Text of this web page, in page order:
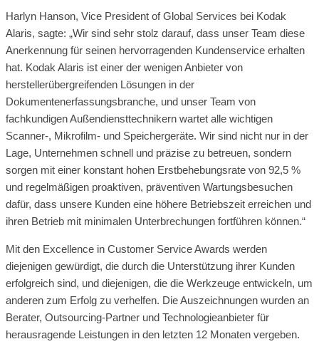
Harlyn Hanson, Vice President of Global Services bei Kodak
Alaris, sagte: „Wir sind sehr stolz darauf, dass unser Team diese
Anerkennung für seinen hervorragenden Kundenservice erhalten
hat. Kodak Alaris ist einer der wenigen Anbieter von
herstellerübergreifenden Lösungen in der
Dokumentenerfassungsbranche, und unser Team von
fachkundigen Außendiensttechnikern wartet alle wichtigen
Scanner-, Mikrofilm- und Speichergeräte. Wir sind nicht nur in der
Lage, Unternehmen schnell und präzise zu betreuen, sondern
sorgen mit einer konstant hohen Erstbehebungsrate von 92,5 %
und regelmäßigen proaktiven, präventiven Wartungsbesuchen
dafür, dass unsere Kunden eine höhere Betriebszeit erreichen und
ihren Betrieb mit minimalen Unterbrechungen fortführen können.“
Mit den Excellence in Customer Service Awards werden
diejenigen gewürdigt, die durch die Unterstützung ihrer Kunden
erfolgreich sind, und diejenigen, die die Werkzeuge entwickeln, um
anderen zum Erfolg zu verhelfen. Die Auszeichnungen wurden an
Berater, Outsourcing-Partner und Technologieanbieter für
herausragende Leistungen in den letzten 12 Monaten vergeben.